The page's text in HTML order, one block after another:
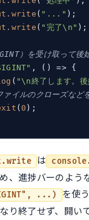
.write ( "..."
.write ( "完了\n" );
）を受け取って後始
, () => {
( "\n終了します。
イルのクローズなど
(0 );
は
、進捗バーのよう
...)
を使
り終了せず、開い